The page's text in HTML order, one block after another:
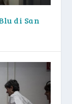
di San